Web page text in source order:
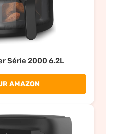
Série 2000 6.2L
AMAZON